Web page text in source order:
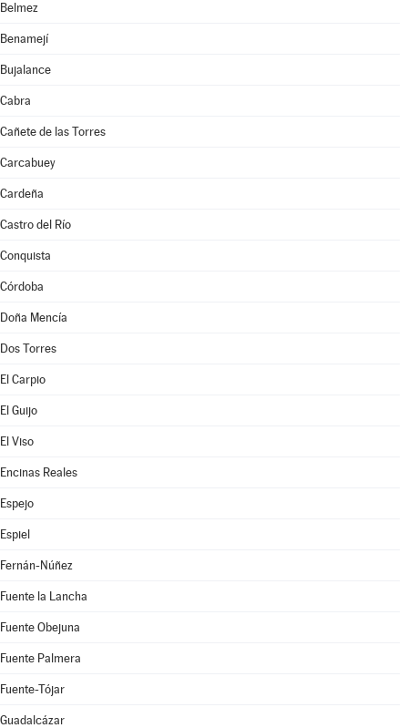
Belmez
Benamejí
Bujalance
Cabra
Cañete de las Torres
Carcabuey
Cardeña
Castro del Río
Conquista
Córdoba
Doña Mencía
Dos Torres
El Carpio
El Guijo
El Viso
Encinas Reales
Espejo
Espiel
Fernán-Núñez
Fuente la Lancha
Fuente Obejuna
Fuente Palmera
Fuente-Tójar
Guadalcázar